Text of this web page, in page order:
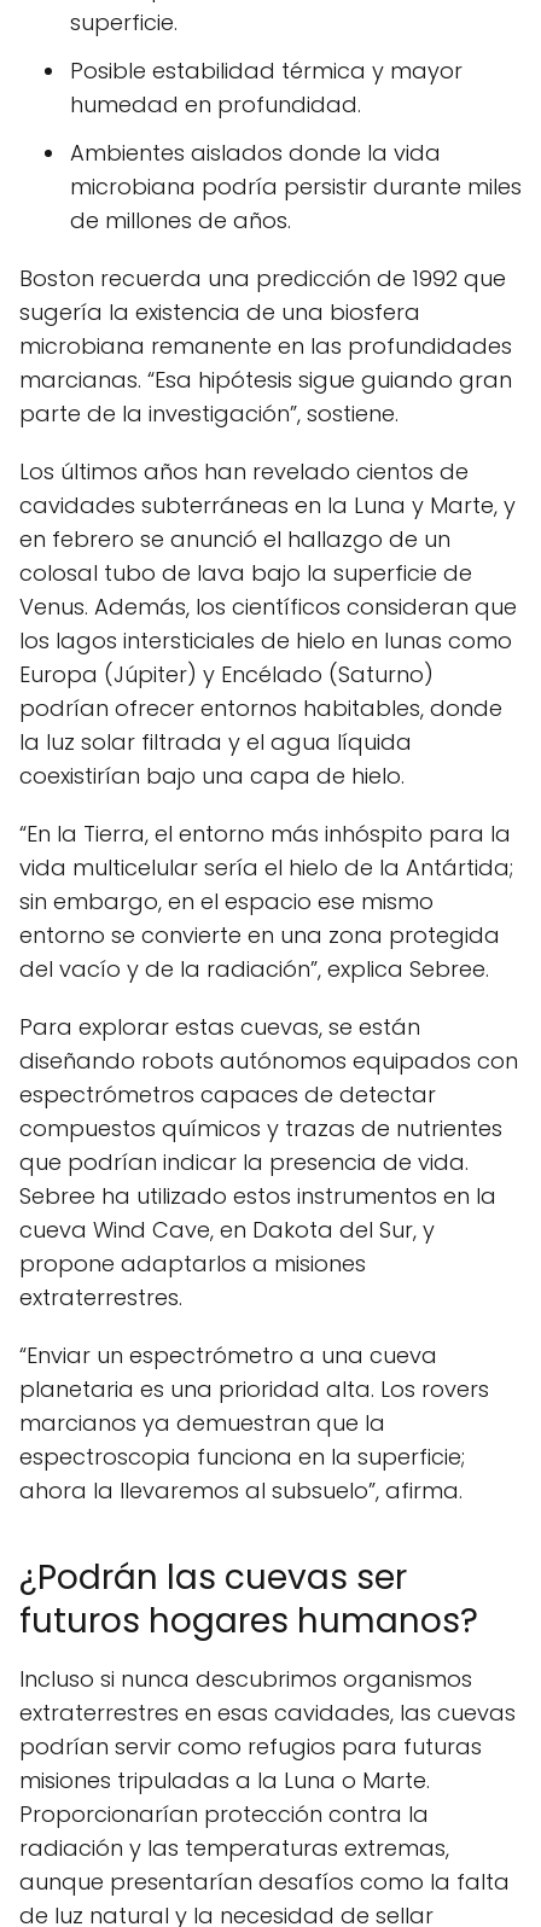
superficie.
Posible estabilidad térmica y mayor
humedad en profundidad.
Ambientes aislados donde la vida
microbiana podría persistir durante miles
de millones de años.
Boston recuerda una predicción de 1992 que
sugería la existencia de una biosfera
microbiana remanente en las profundidades
marcianas. “Esa hipótesis sigue guiando gran
parte de la investigación”, sostiene.
Los últimos años han revelado cientos de
cavidades subterráneas en la Luna y Marte, y
en febrero se anunció el hallazgo de un
colosal tubo de lava bajo la superficie de
Venus. Además, los científicos consideran que
los lagos intersticiales de hielo en lunas como
Europa (Júpiter) y Encélado (Saturno)
podrían ofrecer entornos habitables, donde
la luz solar filtrada y el agua líquida
coexistirían bajo una capa de hielo.
“En la Tierra, el entorno más inhóspito para la
vida multicelular sería el hielo de la Antártida;
sin embargo, en el espacio ese mismo
entorno se convierte en una zona protegida
del vacío y de la radiación”, explica Sebree.
Para explorar estas cuevas, se están
diseñando robots autónomos equipados con
espectrómetros capaces de detectar
compuestos químicos y trazas de nutrientes
que podrían indicar la presencia de vida.
Sebree ha utilizado estos instrumentos en la
cueva Wind Cave, en Dakota del Sur, y
propone adaptarlos a misiones
extraterrestres.
“Enviar un espectrómetro a una cueva
planetaria es una prioridad alta. Los rovers
marcianos ya demuestran que la
espectroscopia funciona en la superficie;
ahora la llevaremos al subsuelo”, afirma.
¿Podrán las cuevas ser
futuros hogares humanos?
Incluso si nunca descubrimos organismos
extraterrestres en esas cavidades, las cuevas
podrían servir como refugios para futuras
misiones tripuladas a la Luna o Marte.
Proporcionarían protección contra la
radiación y las temperaturas extremas,
aunque presentarían desafíos como la falta
de luz natural y la necesidad de sellar